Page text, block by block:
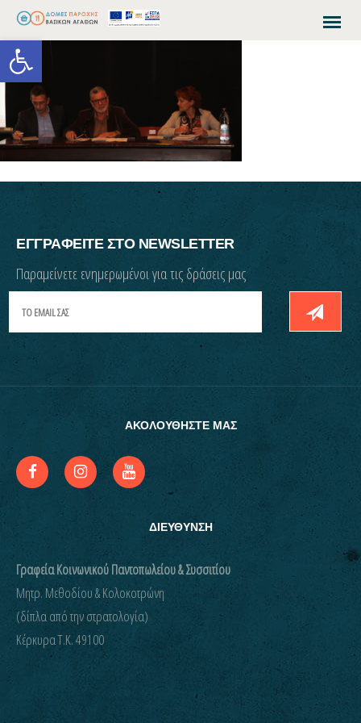
Open toolbar
ΕΓΓΡΑΦΕΙΤΕ ΣΤΟ NEWSLETTER
Παραμείνετε ενημερωμένοι για τις δράσεις μας
ΑΚΟΛΟΥΘΗΣΤΕ ΜΑΣ
ΔΙΕΥΘΥΝΣΗ
Γραφεία Κοινωνικού Παντοπωλείου & Συσσιτίου
Μητρ. Μεθοδίου & Κολοκοτρώνη
(δίπλα από την στρατολογία)
Kέρκυρα Τ.Κ. 49100